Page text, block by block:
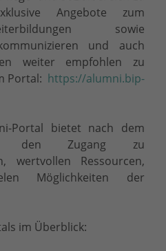
Angebote zum
sowie
und auch
weiter empfohlen zu
Portal: https://alumni.bip-
Portal bietet nach dem
den Zugang zu
wertvollen Ressourcen,
Möglichkeiten der
im Überblick: